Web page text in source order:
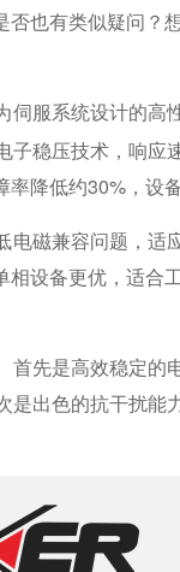
也有类似疑问？
服系统设计的
稳压技术，响
降低约30%，设
磁兼容问题，
设备更优，适合
先是高效稳定
出色的抗干扰